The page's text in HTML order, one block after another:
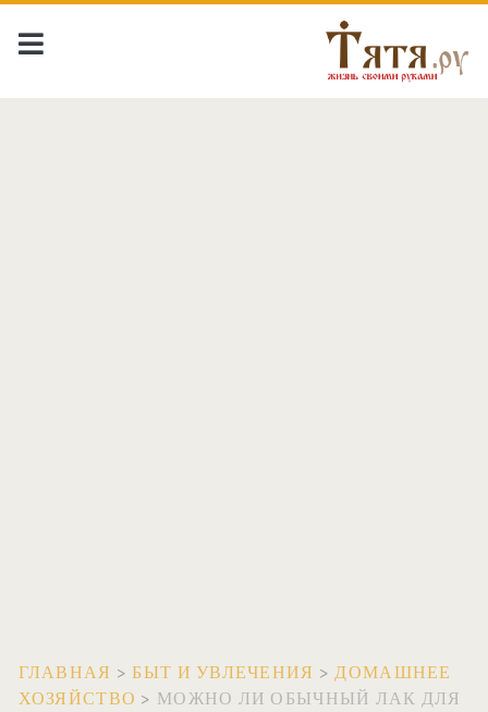
ГЛАВНАЯ >БЫТ И УВЛЕЧЕНИЯ >ДОМАШНЕЕ
ХОЗЯЙСТВО > МОЖНО ЛИ ОБЫЧНЫЙ ЛАК ДЛЯ